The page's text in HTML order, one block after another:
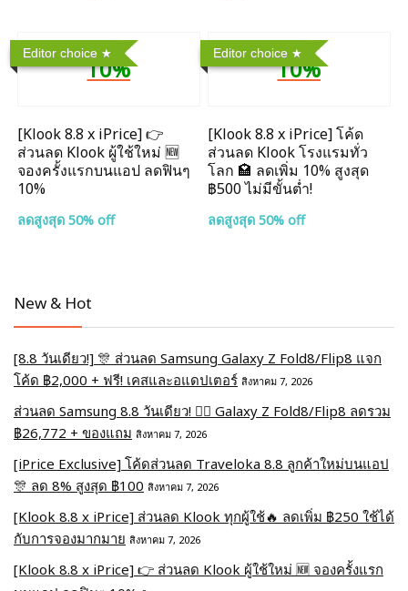
Editor choice
10%
[Klook 8.8 x iPrice] 👉
ส่วนลด Klook ผู้ใช้ใหม่ 🆕
จองครั้งแรกบนแอป ลดฟินๆ
10%
ลดสูงสุด 50% off
Editor choice
10%
[Klook 8.8 x iPrice] โค้ด
ส่วนลด Klook โรงแรมทั่ว
โลก 🏩 ลดเพิ่ม 10% สูงสุด
฿500 ไม่มีขั้นต่ำ!
ลดสูงสุด 50% off
New & Hot
[8.8 วันเดียว!] 🎊 ส่วนลด Samsung Galaxy Z Fold8/Flip8 แจก
โค้ด ฿2,000 + ฟรี! เคสและอแดปเตอร์ สิงหาคม 7, 2026
ส่วนลด Samsung 8.8 วันเดียว! ❤️‍🔥 Galaxy Z Fold8/Flip8 ลดรวม
฿26,772 + ของแถม สิงหาคม 7, 2026
[iPrice Exclusive] โค้ดส่วนลด Traveloka 8.8 ลูกค้าใหม่บนแอป
🎊 ลด 8% สูงสุด​ ฿100 สิงหาคม 7, 2026
[Klook 8.8 x iPrice] ส่วนลด Klook ทุกผู้ใช้🔥 ลดเพิ่ม ฿250 ใช้ได้
กับการจองมากมาย สิงหาคม 7, 2026
[Klook 8.8 x iPrice] 👉 ส่วนลด Klook ผู้ใช้ใหม่ 🆕 จองครั้งแรก